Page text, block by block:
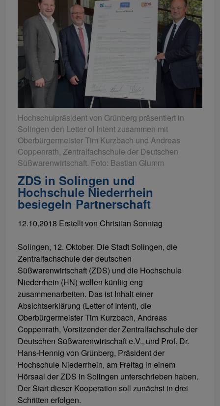
Hochschulpräsident von Grünberg präsentiert in
Solingen den Letter of Intent zusammen mit
Oberbürgermeister Tim Kurzbach und Andreas
Coppenrath, Zentralfachschule der Deutschen
Süßwarenwirtschaft. Foto: Bastian Glumm
ZDS in Solingen und
Hochschule Niederrhein
besiegeln Partnerschaft
12.10.2018 Erstellt von Christian Sonntag
Solingen, 12. Oktober. Die Stadt Solingen, die
Zentralfachschule der deutschen
Süßwarenwirtschaft (ZDS) und die Hochschule
Niederrhein (HN) wollen künftig eng
zusammenarbeiten. Das ist Inhalt einer
Absichtserklärung (Letter of Intent), die
Oberbürgermeister Tim Kurzbach, Andreas
Coppenrath, Vorsitzender der Zentralfachschule der
Deutschen Süßwarenwirtschaft e.V., und Prof. Dr.
Hans-Hennig von Grünberg, Präsident der
Hochschule Niederrhein, am Freitag in einem
Hörsaal der ZDS in Solingen unterschrieben haben.
Der Start dieser Kooperation soll zunächst in drei
Schritten erfolgen.